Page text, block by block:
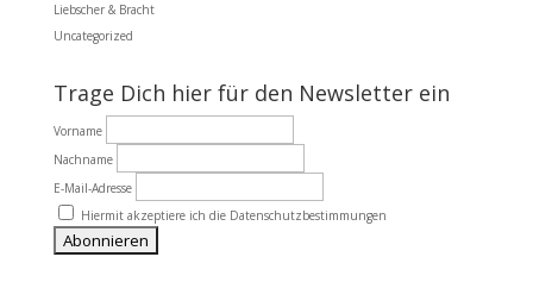
Liebscher & Bracht
Uncategorized
Trage Dich hier für den Newsletter ein
Vorname
Nachname
E-Mail-Adresse
Hiermit akzeptiere ich die Datenschutzbestimmungen